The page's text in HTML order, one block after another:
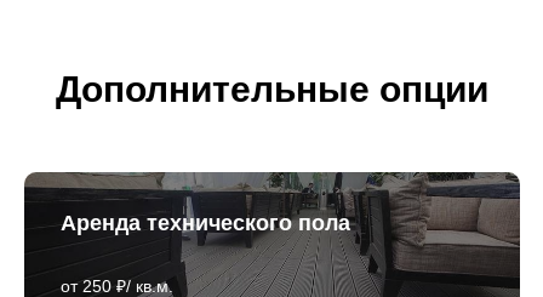
Дополнительные опции
Аренда технического пола
от 250 ₽/ кв.м.